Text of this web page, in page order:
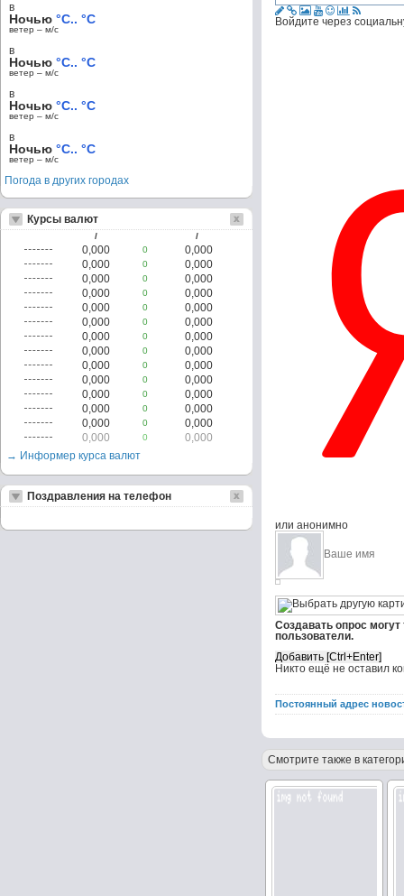
Войдите через
или анонимно
Создавать опрос
пользователи.
Никто ещё не оставил
Постоянный адрес
Смотрите также в
в
Ночью °C.. °C
ветер – м/c
в
Ночью °C.. °C
ветер – м/c
в
Ночью °C.. °C
ветер – м/c
в
Ночью °C.. °C
ветер – м/c
Погода в других городах
Курсы валют
/ /
0,000 0
0,000
0,000
0
0,000
0,000
0
0,000
0,000
0
0,000
0,000
0
0,000
0,000
0
0,000
0,000
0
0,000
0,000
0
0,000
0,000
0
0,000
0,000
0
0,000
0,000
0
0,000
0,000
0
0,000
0,000
0
0,000
0,000
0
0,000
→ Информер курса валют
Поздравления на телефон